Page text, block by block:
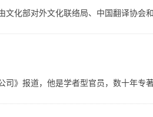
化部对外文化联络局、中国翻译协会
》报道，他是学者型官员，数十年专